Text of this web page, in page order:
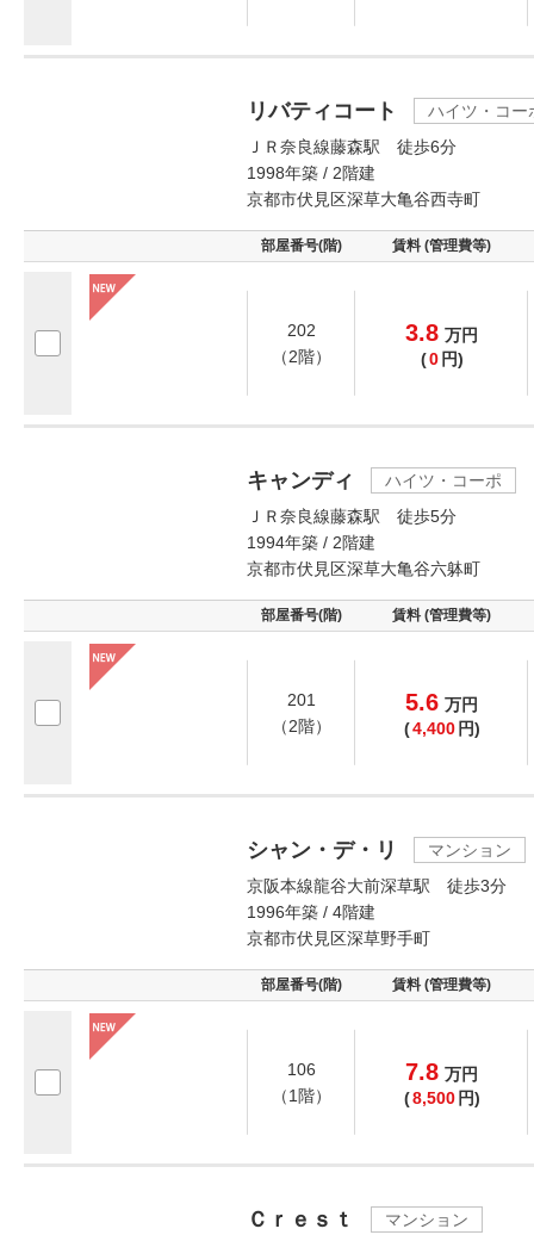
リバティコート
ハイツ・コー
ＪＲ奈良線藤森駅 徒歩6分
1998年築 / 2階建
京都市伏見区深草大亀谷西寺町
部屋番号(階) 賃料 (管理費等)
202
（2階）
3.8 万円
(0 円)
キャンディ
ハイツ・コーポ
ＪＲ奈良線藤森駅 徒歩5分
1994年築 / 2階建
京都市伏見区深草大亀谷六躰町
部屋番号(階) 賃料 (管理費等)
201
（2階）
5.6 万円
(4,400 円)
シャン・デ・リ
マンション
京阪本線龍谷大前深草駅 徒歩3分
1996年築 / 4階建
京都市伏見区深草野手町
部屋番号(階) 賃料 (管理費等)
106
（1階）
7.8 万円
(8,500 円)
Ｃｒｅｓｔ
マンション